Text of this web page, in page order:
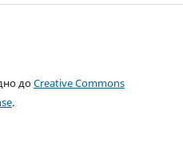
доCreative Commons
.